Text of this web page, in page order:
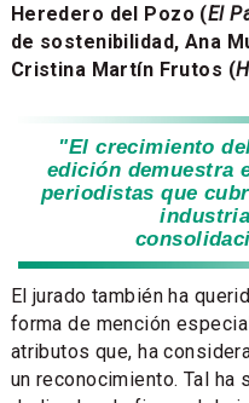
Heredero del Pozo (El
de sostenibilidad, Ana
Cristina Martín Frutos (
"El crecimiento
edición demuestra
periodistas que
El jurado también ha
forma de mención
atributos que, ha
un reconocimiento. Tal ha